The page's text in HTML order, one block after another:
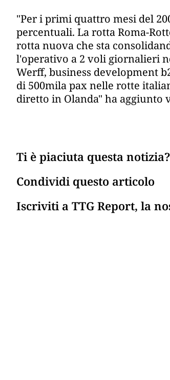
"Per i primi quattro mesi del
percentuali. La rotta Roma-
rotta nuova che sta
l'operativo a 2 voli giornalieri
Werff, business development
di 500mila pax nelle rotte
diretto in Olanda" ha aggiunto
Ti è piaciuta questa notizia?
Condividi questo articolo
Iscriviti a TTG Report, la